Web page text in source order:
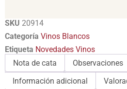
SKU 20914
Categoría Vinos Blancos
Etiqueta Novedades Vinos
Nota de cata
Observaciones
Información adicional